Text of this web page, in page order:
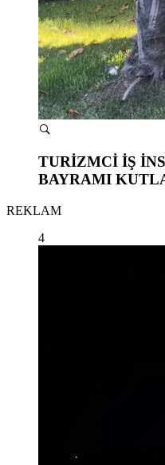
TURİZMCİ İŞ
BAYRAMI
REKLAM
4